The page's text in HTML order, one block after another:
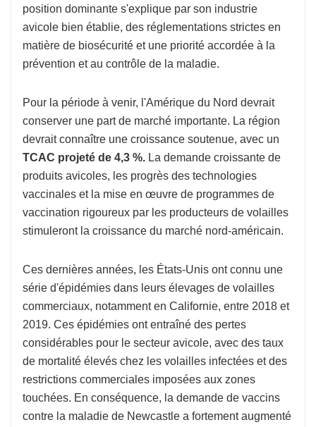
position dominante s'explique par son industrie
avicole bien établie, des réglementations strictes en
matière de biosécurité et une priorité accordée à la
prévention et au contrôle de la maladie.
Pour la période à venir, l'Amérique du Nord devrait
conserver une part de marché importante. La région
devrait connaître une croissance soutenue, avec un
TCAC projeté de 4,3 %. La demande croissante de
produits avicoles, les progrès des technologies
vaccinales et la mise en œuvre de programmes de
vaccination rigoureux par les producteurs de volailles
stimuleront la croissance du marché nord-américain.
Ces dernières années, les États-Unis ont connu une
série d'épidémies dans leurs élevages de volailles
commerciaux, notamment en Californie, entre 2018 et
2019. Ces épidémies ont entraîné des pertes
considérables pour le secteur avicole, avec des taux
de mortalité élevés chez les volailles infectées et des
restrictions commerciales imposées aux zones
touchées. En conséquence, la demande de vaccins
contre la maladie de Newcastle a fortement augmenté